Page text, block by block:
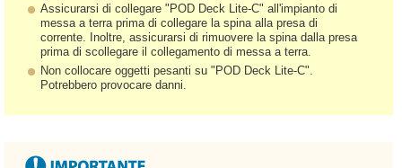
Assicurarsi di collegare "POD Deck Lite-C" all'impianto di
messa a terra prima di collegare la spina alla presa di
corrente. Inoltre, assicurarsi di rimuovere la spina dalla presa
prima di scollegare il collegamento di messa a terra.
Non collocare oggetti pesanti su "POD Deck Lite-C".
Potrebbero provocare danni.